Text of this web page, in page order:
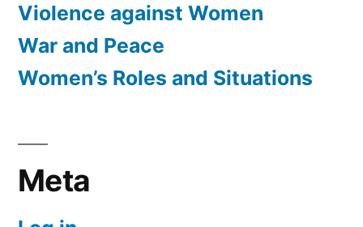
Violence against Women
War and Peace
Women’s Roles and Situations
Meta